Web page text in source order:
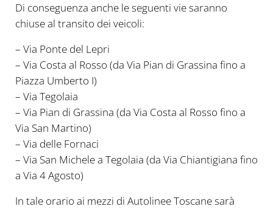
Di conseguenza anche le seguenti vie saranno
chiuse al transito dei veicoli:
– Via Ponte del Lepri
– Via Costa al Rosso (da Via Pian di Grassina fino a
Piazza Umberto I)
– Via Tegolaia
– Via Pian di Grassina (da Via Costa al Rosso fino a
Via San Martino)
– Via delle Fornaci
– Via San Michele a Tegolaia (da Via Chiantigiana fino
a Via 4 Agosto)
In tale orario ai mezzi di Autolinee Toscane sarà